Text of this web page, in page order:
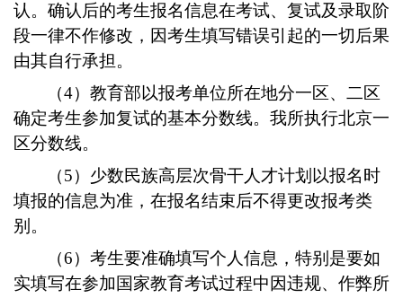
认。确认后的考生报名信息在考试、复试及录取阶
段一律不作修改，因考生填写错误引起的一切后果
由其自行承担。
（4）教育部以报考单位所在地分一区、二区
确定考生参加复试的基本分数线。我所执行北京一
区分数线。
（5）少数民族高层次骨干人才计划以报名时
填报的信息为准，在报名结束后不得更改报考类
别。
（6）考生要准确填写个人信息，特别是要如
实填写在参加国家教育考试过程中因违规、作弊所